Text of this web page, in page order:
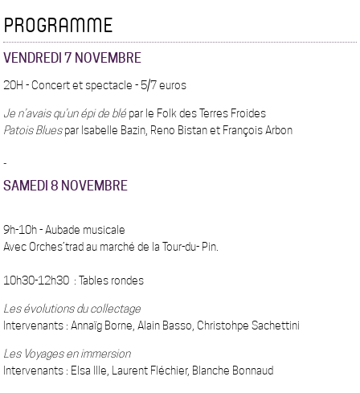
PROGRAMME
VENDREDI 7 NOVEMBRE
20H - Concert et spectacle - 5/7 euros
Je n’avais qu’un épi de blé par le Folk des Terres Froides
Patois Bluespar Isabelle Bazin, Reno Bistan et François Arbon
SAMEDI 8 NOVEMBRE
9h-10h - Aubade musicale
Avec Orches’trad au marché de la Tour-du- Pin.
10h30-12h30 : Tables rondes
Les évolutions du collectage
Intervenants : Annaïg Borne, Alain Basso, Christohpe Sachettini
Les Voyages en immersion
Intervenants : Elsa Ille, Laurent Fléchier, Blanche Bonnaud